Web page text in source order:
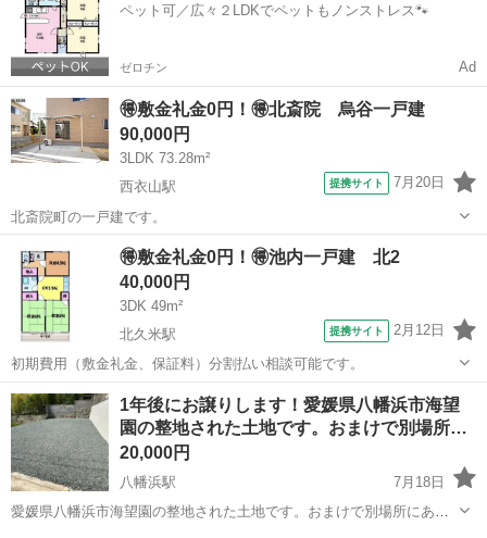
ペット可／広々２LDKでペットもノンストレス🐾
ゼロチン Ad
🉐敷金礼金0円！🉐北斎院 烏谷一戸建
90,000円
3LDK 73.28m²
西衣山駅
提携サイト 7月20日
北斎院町の一戸建です。
西衣山駅 一戸建て
🉐敷金礼金0円！🉐池内一戸建 北2
40,000円
3DK 49m²
北久米駅
提携サイト 2月12日
初期費用（敷金礼金、保証料）分割払い相談可能です。
愛媛 松山市 北久米駅 一戸建て
1年後にお譲りします！愛媛県八幡浜市海望
園の整地された土地です。おまけで別場所…
20,000円
八幡浜駅
7月18日
愛媛県八幡浜市海望園の整地された土地です。おまけで別場所にある